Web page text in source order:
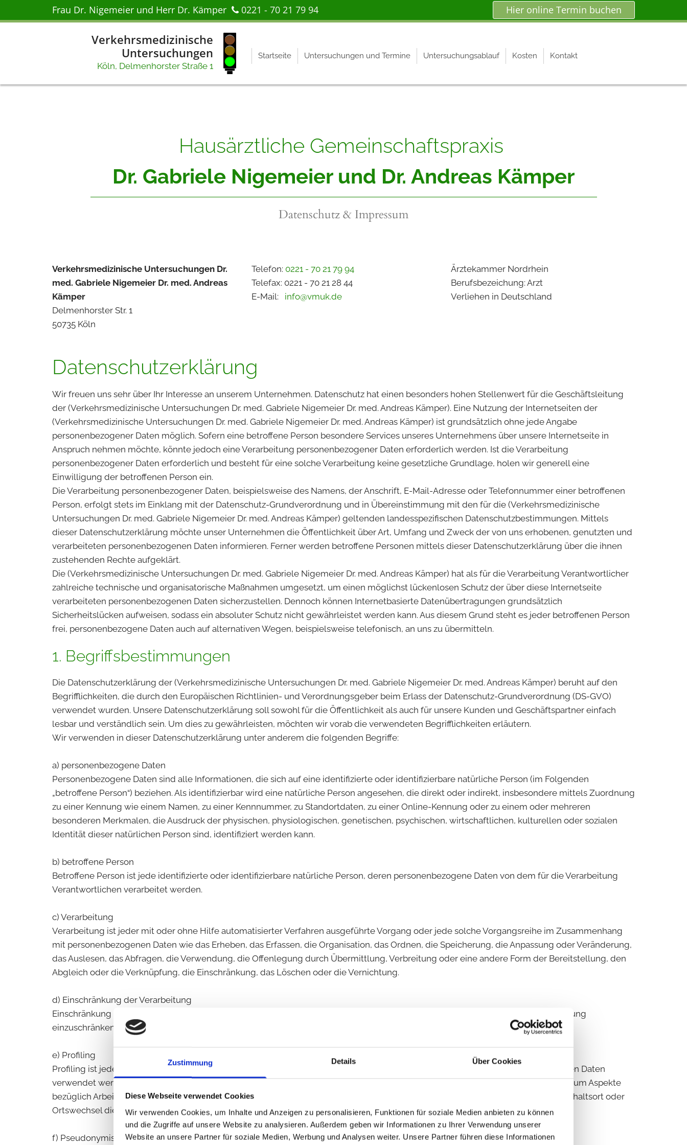
Zustimmung Details Über Cookies
Diese Webseite verwendet Cookies
Wir verwenden Cookies, um Inhalte und Anzeigen zu personalisieren, Funktionen für soziale Medien anbieten zu können
und die Zugriffe auf unsere Website zu analysieren. Außerdem geben wir Informationen zu Ihrer Verwendung unserer
Website an unsere Partner für soziale Medien, Werbung und Analysen weiter. Unsere Partner führen diese Informationen
Zum Inhalt springenFrau Dr. Nigemeier und Herr Dr. Kämper  0221 - 70 21 79 94 Hier online Termin buchen
Verkehrsmedizinische
Untersuchungen
Köln, Delmenhorster Straße 1
Startseite Untersuchungen und Termine Untersuchungsablauf Kosten Kontakt
Hausärztliche Gemeinschaftspraxis
Dr. Gabriele Nigemeier und Dr. Andreas Kämper
Datenschutz & Impressum
Verkehrsmedizinische Untersuchungen Dr.
med. Gabriele Nigemeier Dr. med. Andreas
Kämper
Delmenhorster Str. 1
50735 Köln
Telefon: 0221 - 70 21 79 94
Telefax: 0221 - 70 21 28 44
E-Mail: info@vmuk.de
Ärztekammer Nordrhein
Berufsbezeichung: Arzt
Verliehen in Deutschland
Datenschutzerklärung
Wir freuen uns sehr über Ihr Interesse an unserem Unternehmen. Datenschutz hat einen besonders hohen Stellenwert für die Geschäftsleitung
der (Verkehrsmedizinische Untersuchungen Dr. med. Gabriele Nigemeier Dr. med. Andreas Kämper). Eine Nutzung der Internetseiten der
(Verkehrsmedizinische Untersuchungen Dr. med. Gabriele Nigemeier Dr. med. Andreas Kämper) ist grundsätzlich ohne jede Angabe
personenbezogener Daten möglich. Sofern eine betroffene Person besondere Services unseres Unternehmens über unsere Internetseite in
Anspruch nehmen möchte, könnte jedoch eine Verarbeitung personenbezogener Daten erforderlich werden. Ist die Verarbeitung
personenbezogener Daten erforderlich und besteht für eine solche Verarbeitung keine gesetzliche Grundlage, holen wir generell eine
Einwilligung der betroffenen Person ein.
Die Verarbeitung personenbezogener Daten, beispielsweise des Namens, der Anschrift, E-Mail-Adresse oder Telefonnummer einer betroffenen
Person, erfolgt stets im Einklang mit der Datenschutz-Grundverordnung und in Übereinstimmung mit den für die (Verkehrsmedizinische
Untersuchungen Dr. med. Gabriele Nigemeier Dr. med. Andreas Kämper) geltenden landesspezifischen Datenschutzbestimmungen. Mittels
dieser Datenschutzerklärung möchte unser Unternehmen die Öffentlichkeit über Art, Umfang und Zweck der von uns erhobenen, genutzten und
verarbeiteten personenbezogenen Daten informieren. Ferner werden betroffene Personen mittels dieser Datenschutzerklärung über die ihnen
zustehenden Rechte aufgeklärt.
Die (Verkehrsmedizinische Untersuchungen Dr. med. Gabriele Nigemeier Dr. med. Andreas Kämper) hat als für die Verarbeitung Verantwortlicher
zahlreiche technische und organisatorische Maßnahmen umgesetzt, um einen möglichst lückenlosen Schutz der über diese Internetseite
verarbeiteten personenbezogenen Daten sicherzustellen. Dennoch können Internetbasierte Datenübertragungen grundsätzlich
Sicherheitslücken aufweisen, sodass ein absoluter Schutz nicht gewährleistet werden kann. Aus diesem Grund steht es jeder betroffenen Person
frei, personenbezogene Daten auch auf alternativen Wegen, beispielsweise telefonisch, an uns zu übermitteln.
1. Begriffsbestimmungen
Die Datenschutzerklärung der (Verkehrsmedizinische Untersuchungen Dr. med. Gabriele Nigemeier Dr. med. Andreas Kämper) beruht auf den
Begrifflichkeiten, die durch den Europäischen Richtlinien- und Verordnungsgeber beim Erlass der Datenschutz-Grundverordnung (DS-GVO)
verwendet wurden. Unsere Datenschutzerklärung soll sowohl für die Öffentlichkeit als auch für unsere Kunden und Geschäftspartner einfach
lesbar und verständlich sein. Um dies zu gewährleisten, möchten wir vorab die verwendeten Begrifflichkeiten erläutern.
Wir verwenden in dieser Datenschutzerklärung unter anderem die folgenden Begriffe:
a) personenbezogene Daten
Personenbezogene Daten sind alle Informationen, die sich auf eine identifizierte oder identifizierbare natürliche Person (im Folgenden
„betroffene Person“) beziehen. Als identifizierbar wird eine natürliche Person angesehen, die direkt oder indirekt, insbesondere mittels Zuordnung
zu einer Kennung wie einem Namen, zu einer Kennnummer, zu Standortdaten, zu einer Online-Kennung oder zu einem oder mehreren
besonderen Merkmalen, die Ausdruck der physischen, physiologischen, genetischen, psychischen, wirtschaftlichen, kulturellen oder sozialen
Identität dieser natürlichen Person sind, identifiziert werden kann.
b) betroffene Person
Betroffene Person ist jede identifizierte oder identifizierbare natürliche Person, deren personenbezogene Daten von dem für die Verarbeitung
Verantwortlichen verarbeitet werden.
c) Verarbeitung
Verarbeitung ist jeder mit oder ohne Hilfe automatisierter Verfahren ausgeführte Vorgang oder jede solche Vorgangsreihe im Zusammenhang
mit personenbezogenen Daten wie das Erheben, das Erfassen, die Organisation, das Ordnen, die Speicherung, die Anpassung oder Veränderung,
das Auslesen, das Abfragen, die Verwendung, die Offenlegung durch Übermittlung, Verbreitung oder eine andere Form der Bereitstellung, den
Abgleich oder die Verknüpfung, die Einschränkung, das Löschen oder die Vernichtung.
d) Einschränkung der Verarbeitung
Einschränkung der Verarbeitung ist die Markierung gespeicherter personenbezogener Daten mit dem Ziel, ihre künftige Verarbeitung
einzuschränken.
e) Profiling
Profiling ist jede Art der automatisierten Verarbeitung personenbezogener Daten, die darin besteht, dass diese personenbezogenen Daten
verwendet werden, um bestimmte persönliche Aspekte, die sich auf eine natürliche Person beziehen, zu bewerten, insbesondere, um Aspekte
bezüglich Arbeitsleistung, wirtschaftlicher Lage, Gesundheit, persönlicher Vorlieben, Interessen, Zuverlässigkeit, Verhalten, Aufenthaltsort oder
Ortswechsel dieser natürlichen Person zu analysieren oder vorherzusagen.
f) Pseudonymisierung